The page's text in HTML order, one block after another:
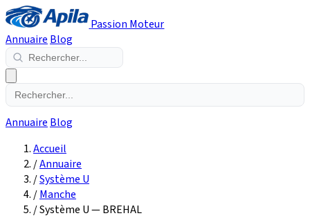
Passion Moteur
Annuaire Blog
Annuaire Blog
Accueil
/Annuaire
/Système U
/Manche
/Système U — BREHAL